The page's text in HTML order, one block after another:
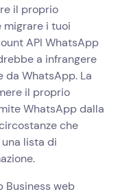
il proprio
migrare i tuoi
API WhatsApp
a infrangere
da WhatsApp. La
il proprio
WhatsApp dalla
che
lista di
Business web